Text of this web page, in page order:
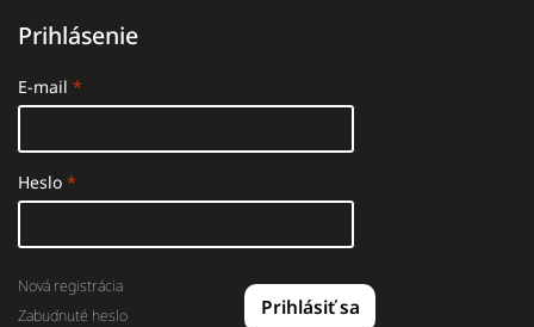
Prihlásenie
E-mail
Heslo
Prihlásiť sa
Nová registrácia
Zabudnuté heslo